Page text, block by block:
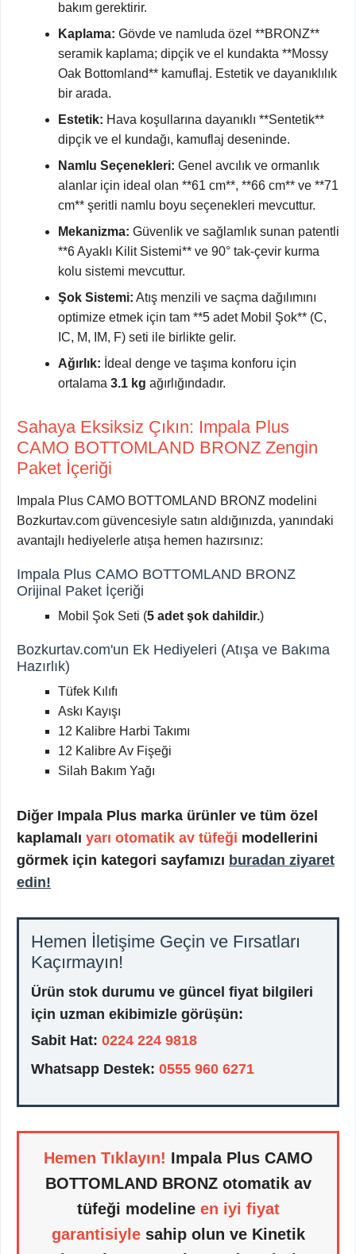
bakım gerektirir.
Kaplama: Gövde ve namluda özel **BRONZ**
seramik kaplama; dipçik ve el kundakta **Mossy
Oak Bottomland** kamuflaj. Estetik ve dayanıklılık
bir arada.
Estetik: Hava koşullarına dayanıklı **Sentetik**
dipçik ve el kundağı, kamuflaj deseninde.
Namlu Seçenekleri: Genel avcılık ve ormanlık
alanlar için ideal olan **61 cm**, **66 cm** ve **71
cm** şeritli namlu boyu seçenekleri mevcuttur.
Mekanizma: Güvenlik ve sağlamlık sunan patentli
**6 Ayaklı Kilit Sistemi** ve 90° tak-çevir kurma
kolu sistemi mevcuttur.
Şok Sistemi: Atış menzili ve saçma dağılımını
optimize etmek için tam **5 adet Mobil Şok** (C,
IC, M, IM, F) seti ile birlikte gelir.
Ağırlık: İdeal denge ve taşıma konforu için
ortalama 3.1 kg ağırlığındadır.
Sahaya Eksiksiz Çıkın: Impala Plus
CAMO BOTTOMLAND BRONZ Zengin
Paket İçeriği
Impala Plus CAMO BOTTOMLAND BRONZ modelini
Bozkurtav.com güvencesiyle satın aldığınızda, yanındaki
avantajlı hediyelerle atışa hemen hazırsınız:
Impala Plus CAMO BOTTOMLAND BRONZ
Orijinal Paket İçeriği
Mobil Şok Seti (5 adet şok dahildir.)
Bozkurtav.com'un Ek Hediyeleri (Atışa ve Bakıma
Hazırlık)
Tüfek Kılıfı
Askı Kayışı
12 Kalibre Harbi Takımı
12 Kalibre Av Fişeği
Silah Bakım Yağı
Diğer Impala Plus marka ürünler ve tüm özel
kaplamalı yarı otomatik av tüfeği modellerini
görmek için kategori sayfamızı buradan ziyaret
edin!
Hemen İletişime Geçin ve Fırsatları
Kaçırmayın!
Ürün stok durumu ve güncel fiyat bilgileri
için uzman ekibimizle görüşün:
Sabit Hat: 0224 224 9818
Whatsapp Destek: 0555 960 6271
Hemen Tıklayın! Impala Plus CAMO
BOTTOMLAND BRONZ otomatik av
tüfeği modeline en iyi fiyat
garantisiylesahip olun ve Kinetik